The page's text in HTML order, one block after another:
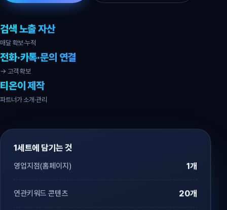
검색 노출 자산
매달 확보·누적
전화·카톡·문의 연결
→ 고객 확보
티온이 제작
파트너가 소개·관리
1세트에 담기는 것
영업지점(홈페이지) 1개
연관키워드 콘텐츠 20개